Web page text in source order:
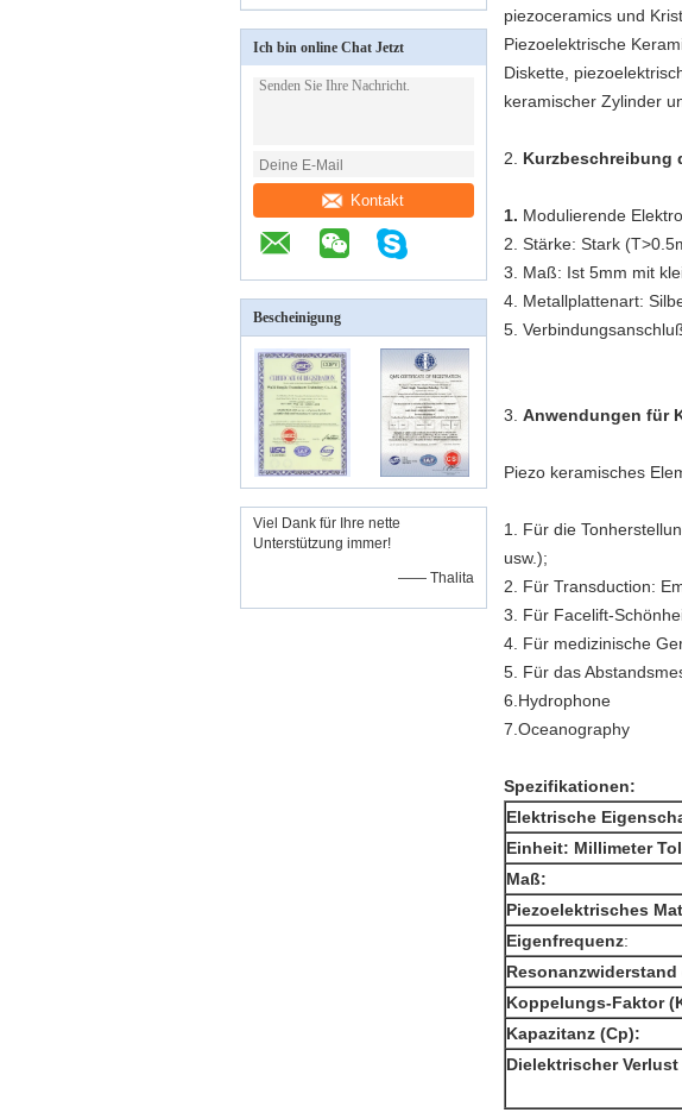
Ich bin online Chat Jetzt
Kontakt
Bescheinigung
Viel Dank für Ihre nette
Unterstützung immer!
—— Thalita
piezoceramics und
Piezoelektrische
Diskette,
keramischer Zylinder
2. Kurzbeschreibung
1. Modulierende
2. Stärke: Stark
3. Maß: Ist 5mm mit
4. Metallplattenart:
5.
3. Anwendungen für
Piezo keramisches
1. Für die
usw.);
2. Für Transduction:
3. Für Facelift-
4. Für medizinische
5. Für das
6.Hydrophone
7.Oceanography
Spezifikationen:
Elektrische
Einheit: Millimeter
Maß:
Piezoelektrisches
Eigenfrequenz:
Resonanzwiderstand
Koppelungs-Faktor
Kapazitanz (Cp):
Dielektrischer Verlust